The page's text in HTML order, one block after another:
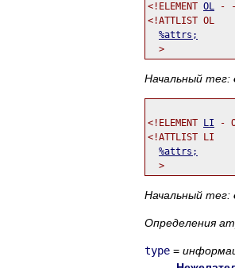
<!ELEMENT OL - -
<!ATTLIST OL
%attrs;
Начальный тег:
<!ELEMENT LI -
<!ATTLIST LI
%attrs;
Начальный тег:
Определения
type =